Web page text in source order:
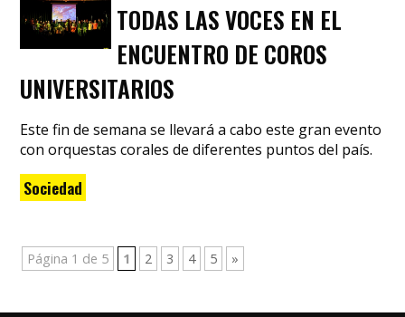
TODAS LAS VOCES EN EL
ENCUENTRO DE COROS
UNIVERSITARIOS
Este fin de semana se llevará a cabo este gran evento
con orquestas corales de diferentes puntos del país.
Sociedad
Página 1 de 5 1 2 3 4 5 »